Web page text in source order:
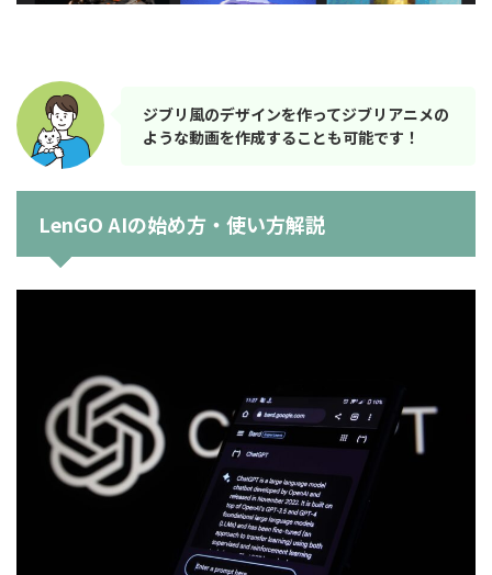
ジブリ風のデザインを作ってジブリアニメの
ような動画を作成することも可能です！
LenGO AIの始め方・使い方解説